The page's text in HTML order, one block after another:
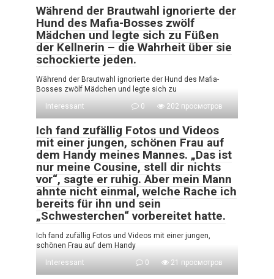
Während der Brautwahl ignorierte der
Hund des Mafia-Bosses zwölf
Mädchen und legte sich zu Füßen
der Kellnerin – die Wahrheit über sie
schockierte jeden.
Während der Brautwahl ignorierte der Hund des Mafia-
Bosses zwölf Mädchen und legte sich zu
Interessant
0 202 просмотров
Ich fand zufällig Fotos und Videos
mit einer jungen, schönen Frau auf
dem Handy meines Mannes. „Das ist
nur meine Cousine, stell dir nichts
vor“, sagte er ruhig. Aber mein Mann
ahnte nicht einmal, welche Rache ich
bereits für ihn und sein
„Schwesterchen“ vorbereitet hatte.
Ich fand zufällig Fotos und Videos mit einer jungen,
schönen Frau auf dem Handy
Interessant
0 21 просмотров